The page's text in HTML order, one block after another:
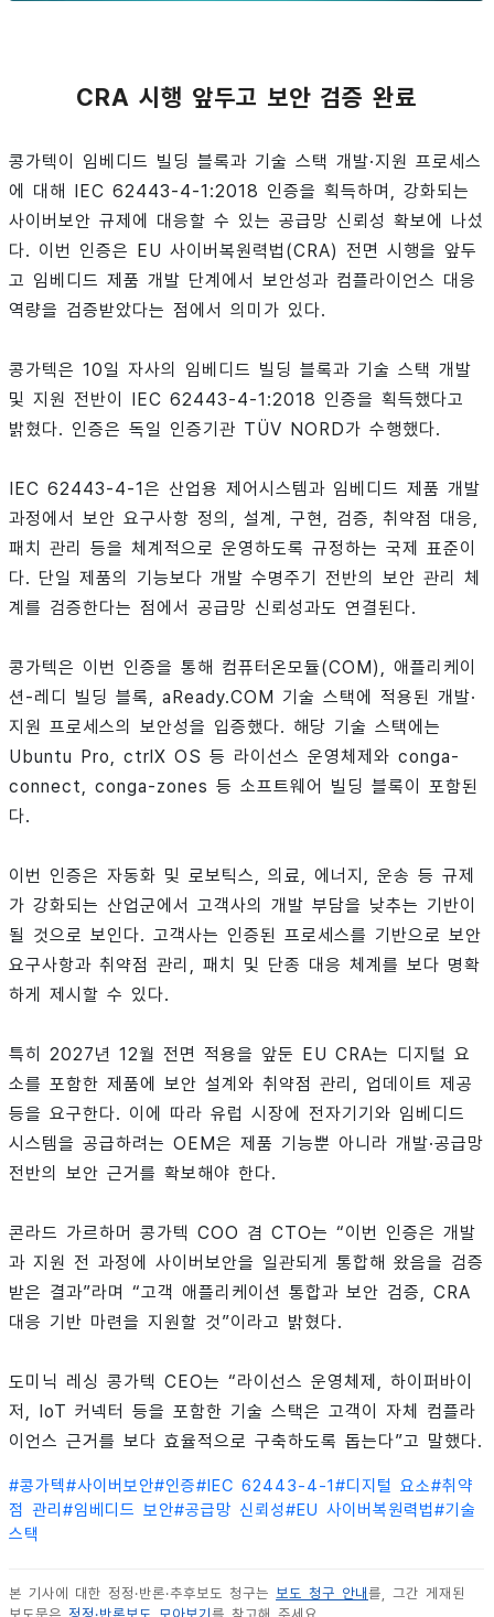
CRA 시행 앞두고 보안 검증 완료
콩가텍이 임베디드 빌딩 블록과 기술 스택 개발·지원 프로세스
에 대해 IEC 62443-4-1:2018 인증을 획득하며, 강화되는
사이버보안 규제에 대응할 수 있는 공급망 신뢰성 확보에 나섰
다. 이번 인증은 EU 사이버복원력법(CRA) 전면 시행을 앞두
고 임베디드 제품 개발 단계에서 보안성과 컴플라이언스 대응
역량을 검증받았다는 점에서 의미가 있다.
콩가텍은 10일 자사의 임베디드 빌딩 블록과 기술 스택 개발
및 지원 전반이 IEC 62443-4-1:2018 인증을 획득했다고
밝혔다. 인증은 독일 인증기관 TÜV NORD가 수행했다.
IEC 62443-4-1은 산업용 제어시스템과 임베디드 제품 개발
과정에서 보안 요구사항 정의, 설계, 구현, 검증, 취약점 대응,
패치 관리 등을 체계적으로 운영하도록 규정하는 국제 표준이
다. 단일 제품의 기능보다 개발 수명주기 전반의 보안 관리 체
계를 검증한다는 점에서 공급망 신뢰성과도 연결된다.
콩가텍은 이번 인증을 통해 컴퓨터온모듈(COM), 애플리케이
션-레디 빌딩 블록, aReady.COM 기술 스택에 적용된 개발·
지원 프로세스의 보안성을 입증했다. 해당 기술 스택에는
Ubuntu Pro, ctrlX OS 등 라이선스 운영체제와 conga-
connect, conga-zones 등 소프트웨어 빌딩 블록이 포함된
다.
이번 인증은 자동화 및 로보틱스, 의료, 에너지, 운송 등 규제
가 강화되는 산업군에서 고객사의 개발 부담을 낮추는 기반이
될 것으로 보인다. 고객사는 인증된 프로세스를 기반으로 보안
요구사항과 취약점 관리, 패치 및 단종 대응 체계를 보다 명확
하게 제시할 수 있다.
특히 2027년 12월 전면 적용을 앞둔 EU CRA는 디지털 요
소를 포함한 제품에 보안 설계와 취약점 관리, 업데이트 제공
등을 요구한다. 이에 따라 유럽 시장에 전자기기와 임베디드
시스템을 공급하려는 OEM은 제품 기능뿐 아니라 개발·공급망
전반의 보안 근거를 확보해야 한다.
콘라드 가르하머 콩가텍 COO 겸 CTO는 “이번 인증은 개발
과 지원 전 과정에 사이버보안을 일관되게 통합해 왔음을 검증
받은 결과”라며 “고객 애플리케이션 통합과 보안 검증, CRA
대응 기반 마련을 지원할 것”이라고 밝혔다.
도미닉 레싱 콩가텍 CEO는 “라이선스 운영체제, 하이퍼바이
저, IoT 커넥터 등을 포함한 기술 스택은 고객이 자체 컴플라
이언스 근거를 보다 효율적으로 구축하도록 돕는다”고 말했다.
#콩가텍#사이버보안#인증# IEC 62443-4-1 #디지털 요소#취약
점 관리 #임베디드 보안#공급망 신뢰성#EU 사이버복원력법#기술
스택
본 기사에 대한 정정·반론·추후보도 청구는 보도 청구 안내 를, 그간 게재된